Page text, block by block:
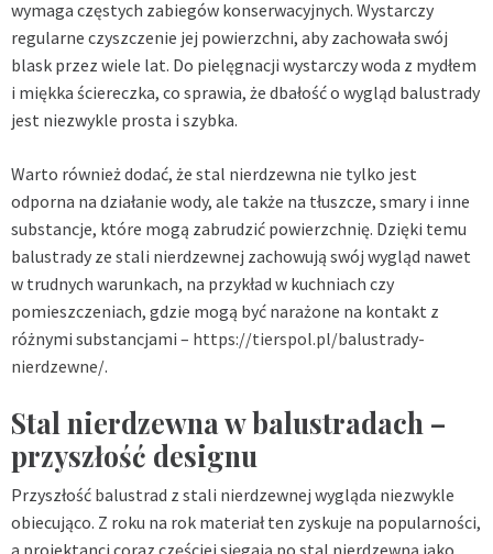
wymaga częstych zabiegów konserwacyjnych. Wystarczy
regularne czyszczenie jej powierzchni, aby zachowała swój
blask przez wiele lat. Do pielęgnacji wystarczy woda z mydłem
i miękka ściereczka, co sprawia, że dbałość o wygląd balustrady
jest niezwykle prosta i szybka.
Warto również dodać, że stal nierdzewna nie tylko jest
odporna na działanie wody, ale także na tłuszcze, smary i inne
substancje, które mogą zabrudzić powierzchnię. Dzięki temu
balustrady ze stali nierdzewnej zachowują swój wygląd nawet
w trudnych warunkach, na przykład w kuchniach czy
pomieszczeniach, gdzie mogą być narażone na kontakt z
różnymi substancjami – https://tierspol.pl/balustrady-
nierdzewne/.
Stal nierdzewna w balustradach –
przyszłość designu
Przyszłość balustrad z stali nierdzewnej wygląda niezwykle
obiecująco. Z roku na rok materiał ten zyskuje na popularności,
a projektanci coraz częściej sięgają po stal nierdzewną jako